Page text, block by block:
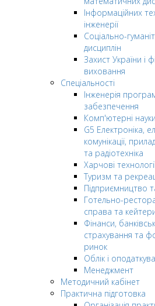
Інформаційних
інженерії
Соціально-
дисциплін
Захист України і
виховання
Спеціальності
Інженерія
забезпечення
Комп'ютерні науки
G5 Електроніка,
комунікації,
та радіотехніка
Харчові
Туризм та
Підприємництво
Готельно-
справа та
Фінанси,
страхування та
ринок
Облік і
Менеджмент
Методичний кабінет
Практична підготовка